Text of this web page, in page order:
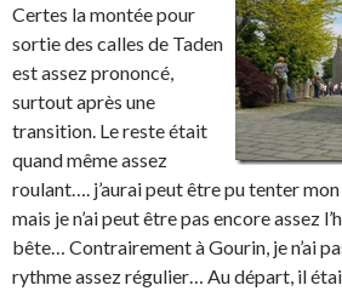
Certes la montée pour
sortie des calles de Taden
est assez prononcé,
surtout après une
transition. Le reste était
quand même assez
roulant…. j’aurai peut être pu tenter mon
mais je n’ai peut être pas encore assez
bête… Contrairement à Gourin, je n’ai
rythme assez régulier… Au départ, il